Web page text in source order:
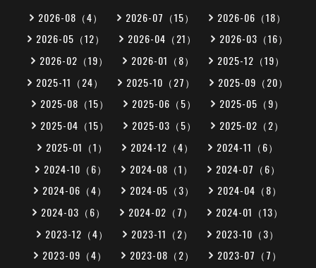
2026-08（4） 2026-07（15）
2026-06（18）
2026-05（12）
2026-04（21）
2026-03（16）
2026-02（19）
2026-01（8）
2025-12（19）
2025-11（24）
2025-10（27）
2025-09（20）
2025-08（15）
2025-06（5）
2025-05（9）
2025-04（15）
2025-03（5）
2025-02（2）
2025-01（1）
2024-12（4）
2024-11（6）
2024-10（6）
2024-08（1）
2024-07（6）
2024-06（4）
2024-05（3）
2024-04（8）
2024-03（6）
2024-02（7）
2024-01（13）
2023-12（4）
2023-11（2）
2023-10（3）
2023-09（4）
2023-08（2）
2023-07（7）